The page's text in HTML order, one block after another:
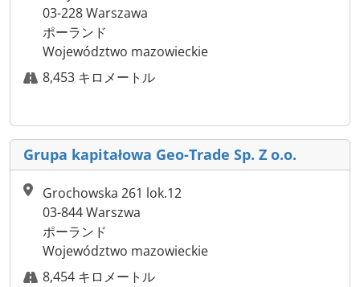
03-228 Warszawa
ポーランド
Województwo mazowieckie
8,453 キロメートル
Grupa kapitałowa Geo-Trade Sp. Z o.o.
Grochowska 261 lok.12
03-844 Warszwa
ポーランド
Województwo mazowieckie
8,454 キロメートル